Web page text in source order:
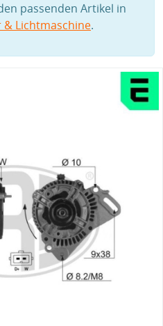
passenden Artikel in
& Lichtmaschine.